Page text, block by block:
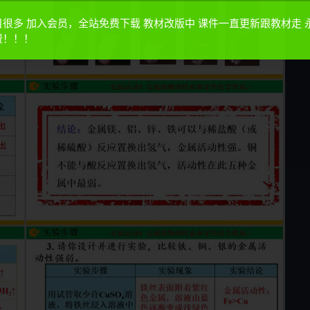
很多 加入会员，全站免费下载 教材改版中 课件一直更新跟教材走
！！